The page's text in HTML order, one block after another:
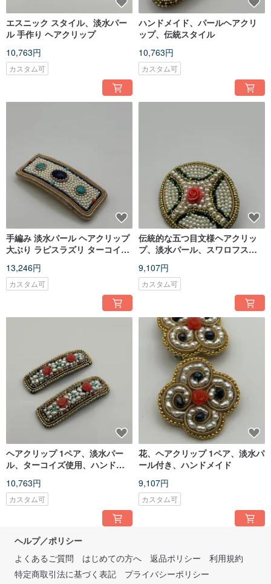
エスニック スタイル、淡水パー
ル 手作り ヘアクリップ
10,763円
カスタム可
ハンドメイド、パールヘアクリ
ップ、伝統スタイル
10,763円
カスタム可
手編み 淡水パール ヘアクリップ
大ぶり ラピスラズリ ターコイズ
13,246円
カスタム可
伝統的な五つ目文様ヘアクリッ
プ、淡水パール、スワロフスキ
9,107円
カスタム可
ヘアクリップ 1ペア、淡水パー
ル、ターコイズ使用、ハンドメ
10,763円
カスタム可
花、ヘアクリップ 1ペア、淡水パ
ール付き、ハンドメイド
9,107円
カスタム可
ヘルプ／ポリシー
よくあるご質問
はじめての方へ 返品ポリシー
利用規約
特定商取引法に基づく表記
プライバシーポリシー